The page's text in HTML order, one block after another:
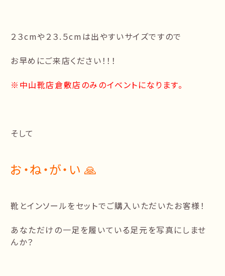
２３cmや２３.５cmは出やすいサイズですので
お早めにご来店ください！！！
※中山靴店倉敷店のみのイベントになります。
そして
お・ね・が・い 🙏
靴とインソールをセットでご購入いただいたお客様！
あなただけの一足を履いている足元を写真にしませ
んか？